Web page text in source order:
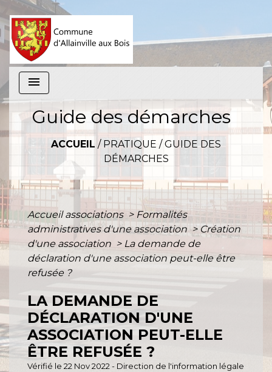
menu
Guide des démarches
ACCUEIL / PRATIQUE /GUIDE DES
DÉMARCHES
Accueil associations > Formalités
administratives d'une association > Création
d'une association > La demande de
déclaration d'une association peut-elle être
refusée ?
LA DEMANDE DE
DÉCLARATION D'UNE
ASSOCIATION PEUT-ELLE
ÊTRE REFUSÉE ?
Vérifié le 22 Nov 2022 - Direction de l'information légale